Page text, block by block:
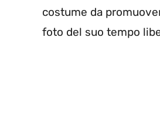
costume da
foto del suo tempo